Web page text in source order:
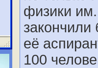
физики
её
100